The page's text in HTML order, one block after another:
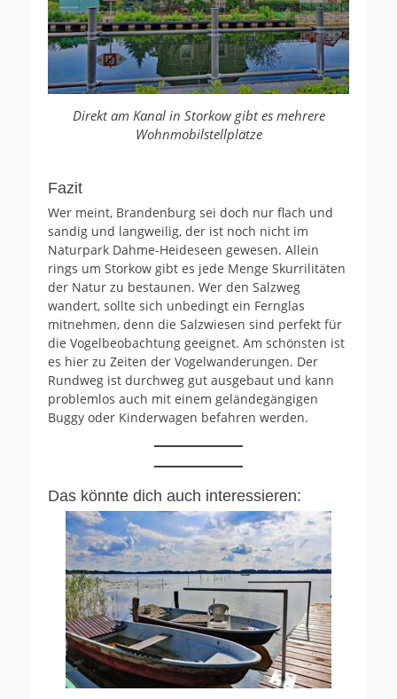
Direkt am Kanal in Storkow gibt es mehrere
Wohnmobilstellplätze
Fazit
Wer meint, Brandenburg sei doch nur flach und
sandig und langweilig, der ist noch nicht im
Naturpark Dahme-Heideseen gewesen. Allein
rings um Storkow gibt es jede Menge Skurrilitäten
der Natur zu bestaunen. Wer den Salzweg
wandert, sollte sich unbedingt ein Fernglas
mitnehmen, denn die Salzwiesen sind perfekt für
die Vogelbeobachtung geeignet. Am schönsten ist
es hier zu Zeiten der Vogelwanderungen. Der
Rundweg ist durchweg gut ausgebaut und kann
problemlos auch mit einem geländegängigen
Buggy oder Kinderwagen befahren werden.
Das könnte dich auch interessieren: